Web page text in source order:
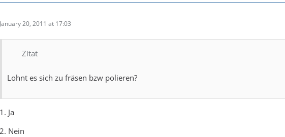
January 20, 2011 at 17:03
Zitat
Lohnt es sich zu fräsen bzw polieren?
1. Ja
2. Nein